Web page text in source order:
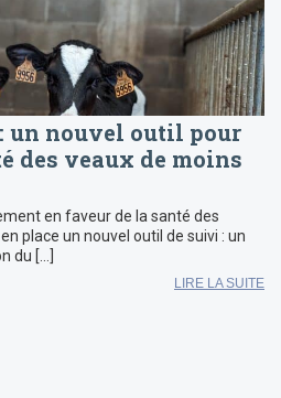
: un nouvel outil pour
des veaux de moins
en faveur de la santé des
place un nouvel outil de suivi : un
du […]
LIRE LA SUITE